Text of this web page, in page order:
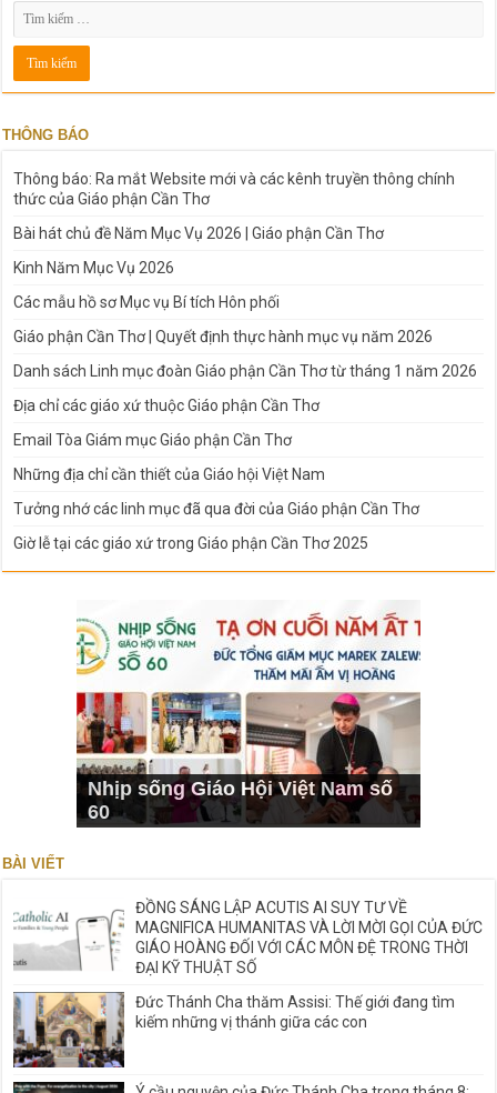
THÔNG BÁO
Thông báo: Ra mắt Website mới và các kênh truyền thông chính
thức của Giáo phận Cần Thơ
Bài hát chủ đề Năm Mục Vụ 2026 | Giáo phận Cần Thơ
Kinh Năm Mục Vụ 2026
Các mẫu hồ sơ Mục vụ Bí tích Hôn phối
Giáo phận Cần Thơ | Quyết định thực hành mục vụ năm 2026
Danh sách Linh mục đoàn Giáo phận Cần Thơ từ tháng 1 năm 2026
Địa chỉ các giáo xứ thuộc Giáo phận Cần Thơ
Email Tòa Giám mục Giáo phận Cần Thơ
Những địa chỉ cần thiết của Giáo hội Việt Nam
Tưởng nhớ các linh mục đã qua đời của Giáo phận Cần Thơ
Giờ lễ tại các giáo xứ trong Giáo phận Cần Thơ 2025
Nhịp sống Giáo Hội Việt Nam số
60
BÀI VIẾT
ĐỒNG SÁNG LẬP ACUTIS AI SUY TƯ VỀ
MAGNIFICA HUMANITAS VÀ LỜI MỜI GỌI CỦA ĐỨC
GIÁO HOÀNG ĐỐI VỚI CÁC MÔN ĐỆ TRONG THỜI
ĐẠI KỸ THUẬT SỐ
Đức Thánh Cha thăm Assisi: Thế giới đang tìm
kiếm những vị thánh giữa các con